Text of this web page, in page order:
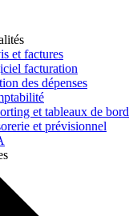
et factures
facturation
des dépenses
et tableaux de bord
et prévisionnel